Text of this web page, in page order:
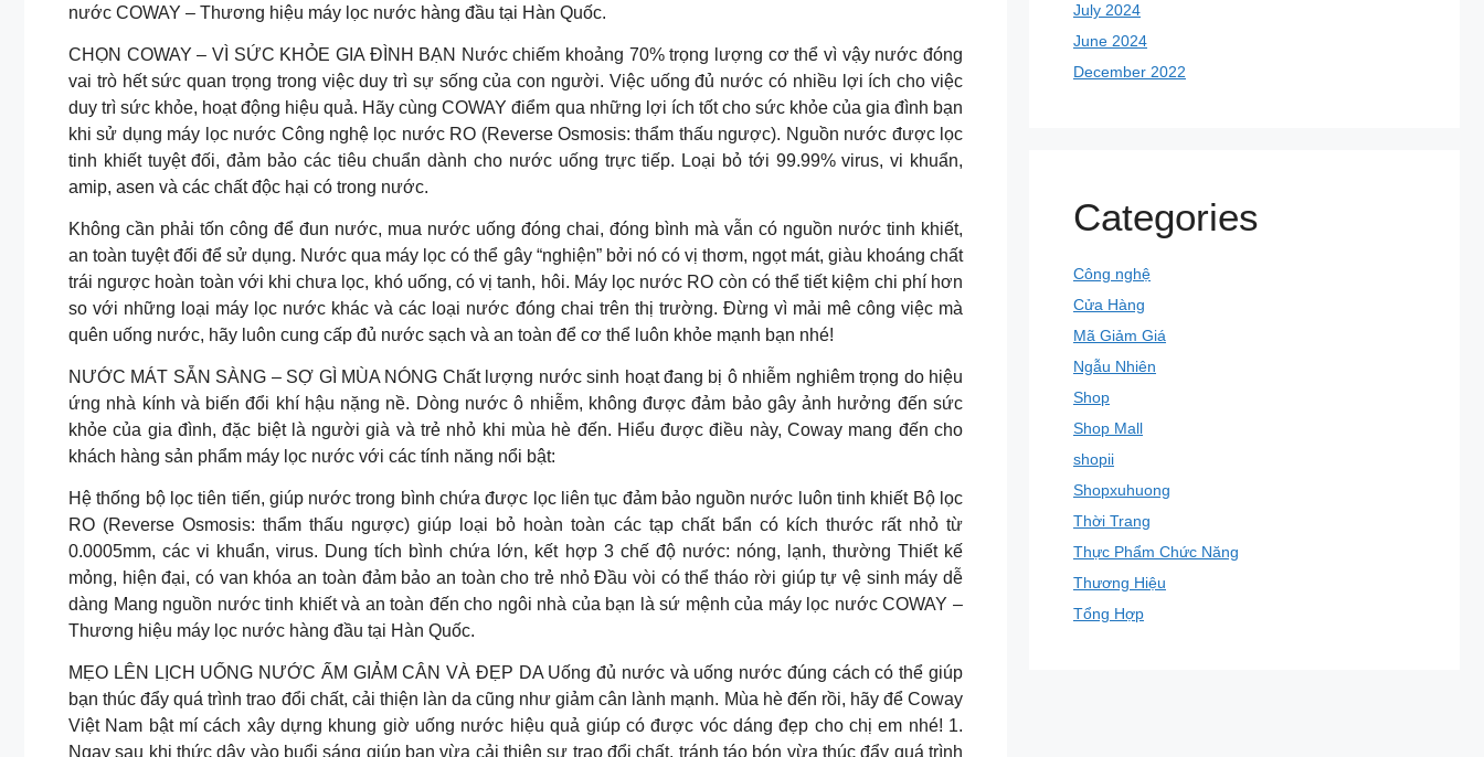
nước COWAY – Thương hiệu máy lọc nước hàng đầu tại Hàn Quốc.
CHỌN COWAY – VÌ SỨC KHỎE GIA ĐÌNH BẠN Nước chiếm khoảng 70% trọng lượng cơ thể vì vậy nước đóng
vai trò hết sức quan trọng trong việc duy trì sự sống của con người. Việc uống đủ nước có nhiều lợi ích cho việc
duy trì sức khỏe, hoạt động hiệu quả. Hãy cùng COWAY điểm qua những lợi ích tốt cho sức khỏe của gia đình bạn
khi sử dụng máy lọc nước Công nghệ lọc nước RO (Reverse Osmosis: thẩm thấu ngược). Nguồn nước được lọc
tinh khiết tuyệt đối, đảm bảo các tiêu chuẩn dành cho nước uống trực tiếp. Loại bỏ tới 99.99% virus, vi khuẩn,
amip, asen và các chất độc hại có trong nước.
Không cần phải tốn công để đun nước, mua nước uống đóng chai, đóng bình mà vẫn có nguồn nước tinh khiết,
an toàn tuyệt đối để sử dụng. Nước qua máy lọc có thể gây “nghiện” bởi nó có vị thơm, ngọt mát, giàu khoáng chất
trái ngược hoàn toàn với khi chưa lọc, khó uống, có vị tanh, hôi. Máy lọc nước RO còn có thể tiết kiệm chi phí hơn
so với những loại máy lọc nước khác và các loại nước đóng chai trên thị trường. Đừng vì mải mê công việc mà
quên uống nước, hãy luôn cung cấp đủ nước sạch và an toàn để cơ thể luôn khỏe mạnh bạn nhé!
NƯỚC MÁT SẴN SÀNG – SỢ GÌ MÙA NÓNG Chất lượng nước sinh hoạt đang bị ô nhiễm nghiêm trọng do hiệu
ứng nhà kính và biến đổi khí hậu nặng nề. Dòng nước ô nhiễm, không được đảm bảo gây ảnh hưởng đến sức
khỏe của gia đình, đặc biệt là người già và trẻ nhỏ khi mùa hè đến. Hiểu được điều này, Coway mang đến cho
khách hàng sản phẩm máy lọc nước với các tính năng nổi bật:
Hệ thống bộ lọc tiên tiến, giúp nước trong bình chứa được lọc liên tục đảm bảo nguồn nước luôn tinh khiết Bộ lọc
RO (Reverse Osmosis: thẩm thấu ngược) giúp loại bỏ hoàn toàn các tạp chất bẩn có kích thước rất nhỏ từ
0.0005mm, các vi khuẩn, virus. Dung tích bình chứa lớn, kết hợp 3 chế độ nước: nóng, lạnh, thường Thiết kế
mỏng, hiện đại, có van khóa an toàn đảm bảo an toàn cho trẻ nhỏ Đầu vòi có thể tháo rời giúp tự vệ sinh máy dễ
dàng Mang nguồn nước tinh khiết và an toàn đến cho ngôi nhà của bạn là sứ mệnh của máy lọc nước COWAY –
Thương hiệu máy lọc nước hàng đầu tại Hàn Quốc.
MẸO LÊN LỊCH UỐNG NƯỚC ẤM GIẢM CÂN VÀ ĐẸP DA Uống đủ nước và uống nước đúng cách có thể giúp
bạn thúc đẩy quá trình trao đổi chất, cải thiện làn da cũng như giảm cân lành mạnh. Mùa hè đến rồi, hãy để Coway
Việt Nam bật mí cách xây dựng khung giờ uống nước hiệu quả giúp có được vóc dáng đẹp cho chị em nhé! 1.
Ngay sau khi thức dậy vào buổi sáng giúp bạn vừa cải thiện sự trao đổi chất, tránh táo bón vừa thúc đẩy quá trình
July 2024
June 2024
December 2022
Categories
Công nghệ
Cửa Hàng
Mã Giảm Giá
Ngẫu Nhiên
Shop
Shop Mall
shopii
Shopxuhuong
Thời Trang
Thực Phẩm Chức Năng
Thương Hiệu
Tổng Hợp